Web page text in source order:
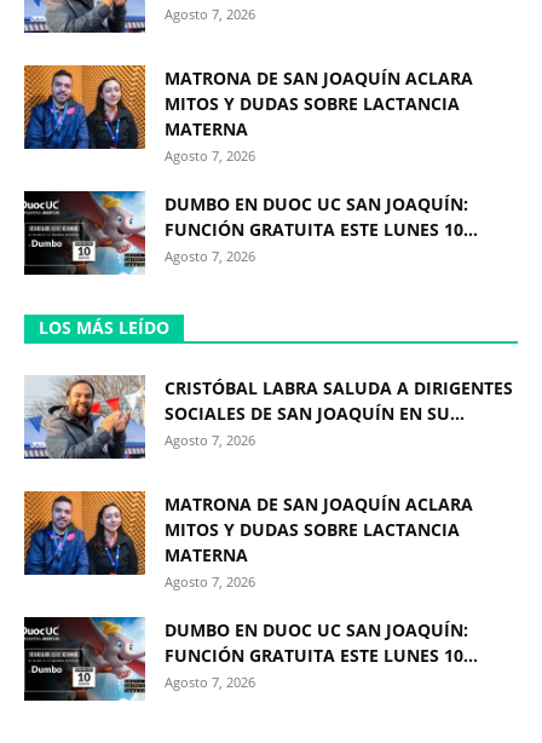
Agosto 7, 2026
MATRONA DE SAN JOAQUÍN ACLARA
MITOS Y DUDAS SOBRE LACTANCIA
MATERNA
Agosto 7, 2026
DUMBO EN DUOC UC SAN JOAQUÍN:
FUNCIÓN GRATUITA ESTE LUNES 10...
Agosto 7, 2026
LOS MÁS LEÍDO
CRISTÓBAL LABRA SALUDA A DIRIGENTES
SOCIALES DE SAN JOAQUÍN EN SU...
Agosto 7, 2026
MATRONA DE SAN JOAQUÍN ACLARA
MITOS Y DUDAS SOBRE LACTANCIA
MATERNA
Agosto 7, 2026
DUMBO EN DUOC UC SAN JOAQUÍN:
FUNCIÓN GRATUITA ESTE LUNES 10...
Agosto 7, 2026